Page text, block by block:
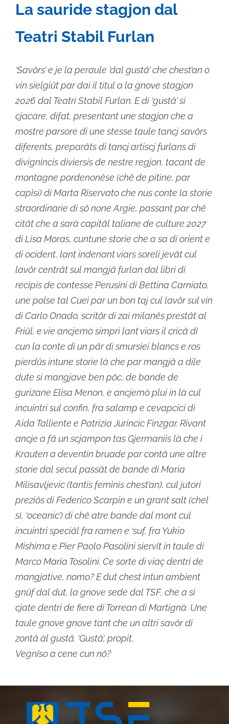
La sauride stagjon dal
Teatri Stabil Furlan
‘Savôrs’ e je la peraule ’dal gustâ’ che chest’an o
vin sielgiût par dai il titul a la gnove stagjon
2026 dal Teatri Stabil Furlan. E di ‘gustâ’ si
cjacare, difat, presentant une stagjon che a
mostre parsore di une stesse taule tancj savôrs
diferents, preparâts di tancj artiscj furlans di
divignincis diviersis de nestre regjon, tacant de
montagne pordenonêse (chê de pitine, par
capîsi) di Marta Riservato che nus conte la storie
straordinarie di sô none Argie, passant par chê
citât che a sarà capitâl taliane de culture 2027
di Lisa Moras, cuntune storie che a sa di orient e
di ocident, lant indenant viars soreli jevât cul
lavôr centrât sul mangjâ furlan dal libri di
recipis de contesse Perusini di Bettina Carniato,
une polse tal Cuei par un bon taj cul lavôr sul vin
di Carlo Onado, scritôr di zai milanês prestât al
Friûl, e vie ancjemò simpri lant viars il cricâ dì
cun la conte di un pâr di smursiei blancs e ros
pierdûs intune storie là che par mangjâ a dile
dute si mangjave ben pôc, de bande de
gurizane Elisa Menon, e ancjemò plui in là cul
incuintri sul confin, fra salamp e cevapcici di
Aida Talliente e Patrizia Jurincic Finzgar. Rivant
ancje a fâ un scjampon tas Gjermaniis là che i
Krauten a deventin bruade par contâ une altre
storie dal secul passât de bande di Maria
Milisavljevic (tantis feminis chest’an), cul jutori
preziôs di Federico Scarpin e un grant salt (chel
sì, ‘oceanic’) di chê atre bande dal mont cul
incuintri speciâl fra ramen e ‘suf, fra Yukio
Mishima e Pier Paolo Pasolini siervît in taule di
Marco Maria Tosolini. Ce sorte di viaç dentri de
mangjative, nomo? E dut chest intun ambient
gnûf dal dut, la gnove sede dal TSF, che a si
cjate dentri de fiere di Torrean di Martignà. Une
taule gnove gnove tant che un altri savôr di
zontâ àl gustâ. ‘Gustâ’, propit.
Vegnîso a cene cun nô?